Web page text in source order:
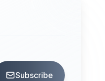
Subscribe